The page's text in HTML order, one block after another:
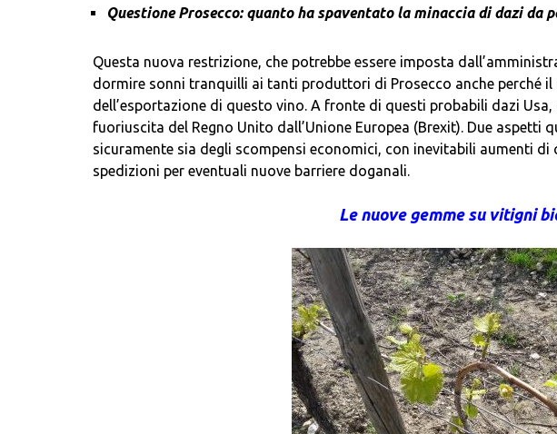
Questione Prosecco: quanto ha spaventato la minaccia di dazi da
Questa nuova restrizione, che potrebbe essere imposta
dormire sonni tranquilli ai tanti produttori di Prosecco anche perché
dell’esportazione di questo vino. A fronte di questi probabili dazi
fuoriuscita del Regno Unito dall’Unione Europea (Brexit). Due aspetti
sicuramente sia degli scompensi economici, con inevitabili aumenti
spedizioni per eventuali nuove barriere doganali.
Le nuove gemme su vitigni